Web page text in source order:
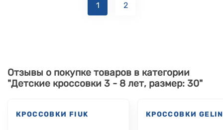
1 2
Отзывы о покупке товаров в категории
"Детские кроссовки 3 - 8 лет, размер: 30"
КРОССОВКИ FIUK КРОССОВКИ